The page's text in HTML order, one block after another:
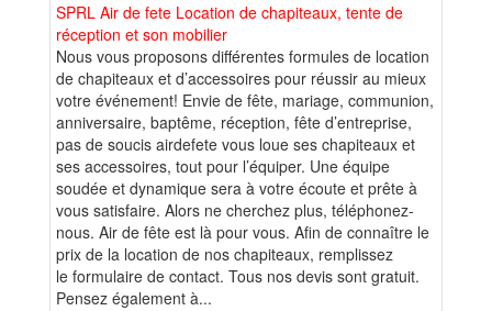
SPRL Air de fete Location de chapiteaux, tente de
réception et son mobilier
Nous vous proposons différentes formules de location
de chapiteaux et d’accessoires pour réussir au mieux
votre événement! Envie de fête, mariage, communion,
anniversaire, baptême, réception, fête d’entreprise,
pas de soucis airdefete vous loue ses chapiteaux et
ses accessoires, tout pour l’équiper. Une équipe
soudée et dynamique sera à votre écoute et prête à
vous satisfaire. Alors ne cherchez plus, téléphonez-
nous. Air de fête est là pour vous. Afin de connaître le
prix de la location de nos chapiteaux, remplissez
le formulaire de contact. Tous nos devis sont gratuit.
Pensez également à...